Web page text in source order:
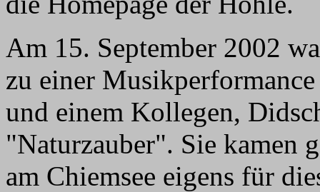
Am 15. September 2002
zu einer
und einem Kollegen,
"Naturzauber". Sie kamen
am Chiemsee eigens für